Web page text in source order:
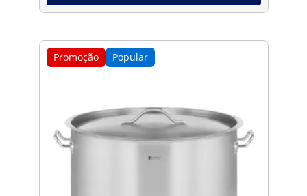
Promoção Popular